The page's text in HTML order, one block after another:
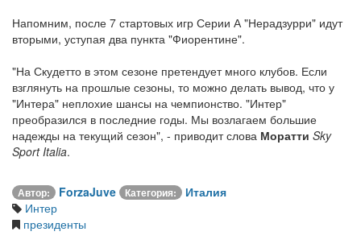
Напомним, после 7 стартовых игр Серии А "Нерадзурри" идут
вторыми, уступая два пункта "Фиорентине".
"На Скудетто в этом сезоне претендует много клубов. Если
взглянуть на прошлые сезоны, то можно делать вывод, что у
"Интера" неплохие шансы на чемпионство. "Интер"
преобразился в последние годы. Мы возлагаем большие
надежды на текущий сезон", - приводит слова Моратти Sky
Sport Italia.
Автор: ForzaJuve Категория:
Италия
Интер
президенты